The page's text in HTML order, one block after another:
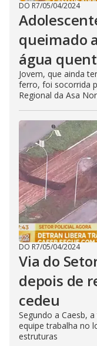
DO R7/05/04/2024
queimado
água
Jovem, que ainda
ferro, foi socorrida
Regional da Asa
DO R7/05/04/2024
Via do
depois de
cedeu
Segundo a Caesb,
equipe trabalha no
estruturas